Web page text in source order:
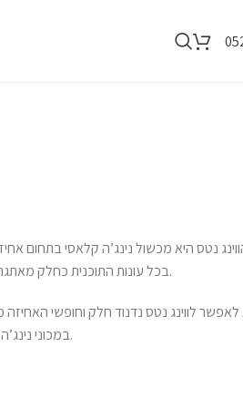
נטס היא מכשול נינג’ה קלאסי בתחום
בכל עונות התוכנית כחלק מאתגר במסלולי המוקדמות ובשלבים המתקדמים יותר.
לווינג נטס נדנוד חלק וחופשי האחיזה
במכוני נינג’ה וכן בג’ימים או במתקנים ציבוריים/פרטיים גדולים.